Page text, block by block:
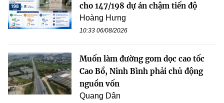
cho 147/198 dự án chậm tiến độ
Hoàng Hưng
10:33 06/08/2026
Muốn làm đường gom dọc cao tốc
Cao Bồ, Ninh Bình phải chủ động
nguồn vốn
Quang Dân